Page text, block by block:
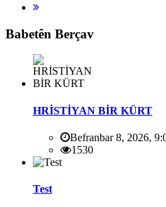
Babetên Berçav
HRİSTİYAN BİR KÜRT
Befranbar 8, 2026,
1530
Test